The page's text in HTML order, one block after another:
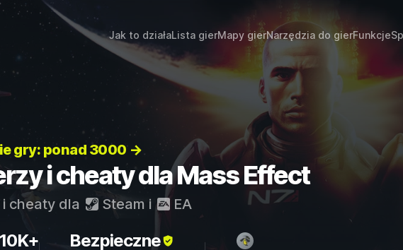
Jak to działaLista gierMapy gierNarzędzia do gierFunkcje
gry: ponad 3000 →
i cheaty dla Mass Effect
cheaty dla Steam i EA
10K+ Bezpieczne